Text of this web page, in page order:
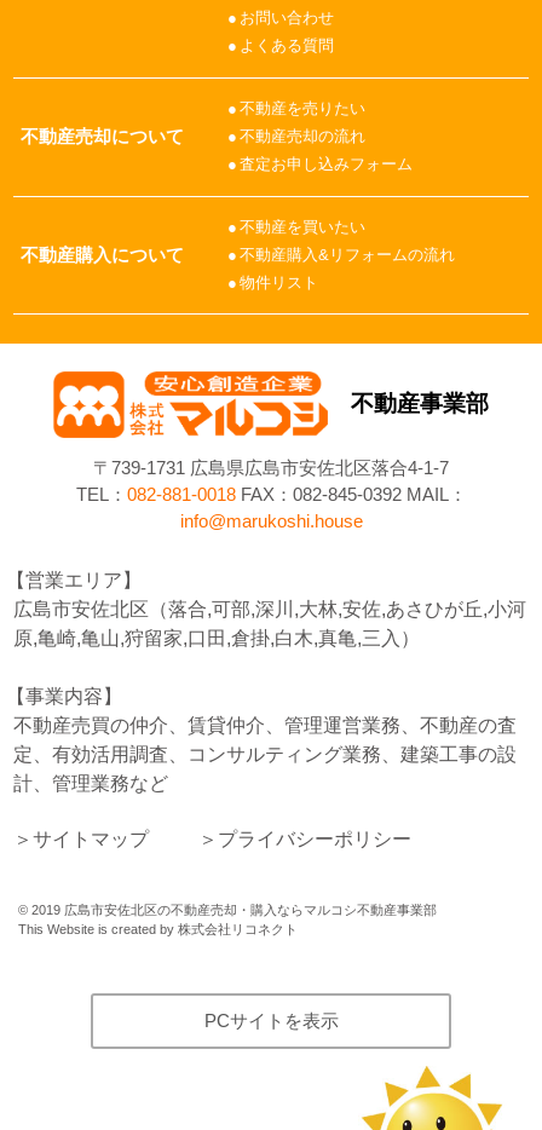
お問い合わせ
よくある質問
不動産売却について
不動産を売りたい
不動産売却の流れ
査定お申し込みフォーム
不動産購入について
不動産を買いたい
不動産購入&リフォームの流れ
物件リスト
不動産事業部
〒739-1731 広島県広島市安佐北区落合4-1-7
TEL： 082-881-0018FAX：082-845-0392 MAIL：
info@marukoshi.house
営業エリア
広島市安佐北区（落合,可部,深川,大林,安佐,あさひが丘,小河
原,亀崎,亀山,狩留家,口田,倉掛,白木,真亀,三入）
事業内容
不動産売買の仲介、賃貸仲介、管理運営業務、不動産の査
定、有効活用調査、コンサルティング業務、建築工事の設
計、管理業務など
サイトマップ プライバシーポリシー
© 2019 広島市安佐北区の不動産売却・購入ならマルコシ不動産事業部
This Website is created by 株式会社リコネクト
PCサイトを表示